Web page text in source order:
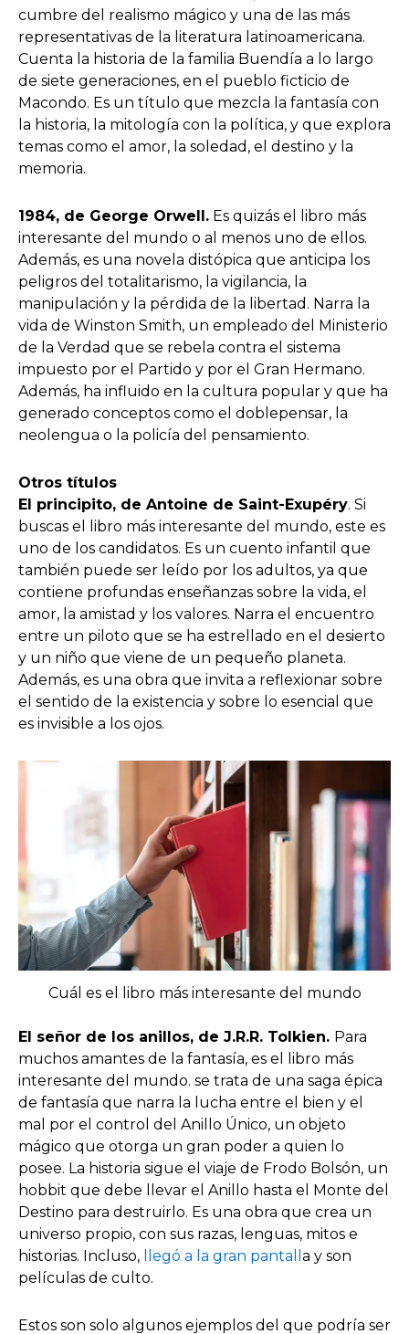
cumbre del realismo mágico y una de las más
representativas de la literatura latinoamericana.
Cuenta la historia de la familia Buendía a lo largo
de siete generaciones, en el pueblo ficticio de
Macondo. Es un título que mezcla la fantasía con
la historia, la mitología con la política, y que explora
temas como el amor, la soledad, el destino y la
memoria.
1984, de George Orwell. Es quizás el libro más
interesante del mundo o al menos uno de ellos.
Además, es una novela distópica que anticipa los
peligros del totalitarismo, la vigilancia, la
manipulación y la pérdida de la libertad. Narra la
vida de Winston Smith, un empleado del Ministerio
de la Verdad que se rebela contra el sistema
impuesto por el Partido y por el Gran Hermano.
Además, ha influido en la cultura popular y que ha
generado conceptos como el doblepensar, la
neolengua o la policía del pensamiento.
Otros títulos
El principito, de Antoine de Saint-Exupéry. Si
buscas el libro más interesante del mundo, este es
uno de los candidatos. Es un cuento infantil que
también puede ser leído por los adultos, ya que
contiene profundas enseñanzas sobre la vida, el
amor, la amistad y los valores. Narra el encuentro
entre un piloto que se ha estrellado en el desierto
y un niño que viene de un pequeño planeta.
Además, es una obra que invita a reflexionar sobre
el sentido de la existencia y sobre lo esencial que
es invisible a los ojos.
Cuál es el libro más interesante del mundo
El señor de los anillos, de J.R.R. Tolkien. Para
muchos amantes de la fantasía, es el libro más
interesante del mundo. se trata de una saga épica
de fantasía que narra la lucha entre el bien y el
mal por el control del Anillo Único, un objeto
mágico que otorga un gran poder a quien lo
posee. La historia sigue el viaje de Frodo Bolsón, un
hobbit que debe llevar el Anillo hasta el Monte del
Destino para destruirlo. Es una obra que crea un
universo propio, con sus razas, lenguas, mitos e
historias. Incluso,
llegó a la gran pantall a y son
películas de culto.
Estos son solo algunos ejemplos del que podría ser